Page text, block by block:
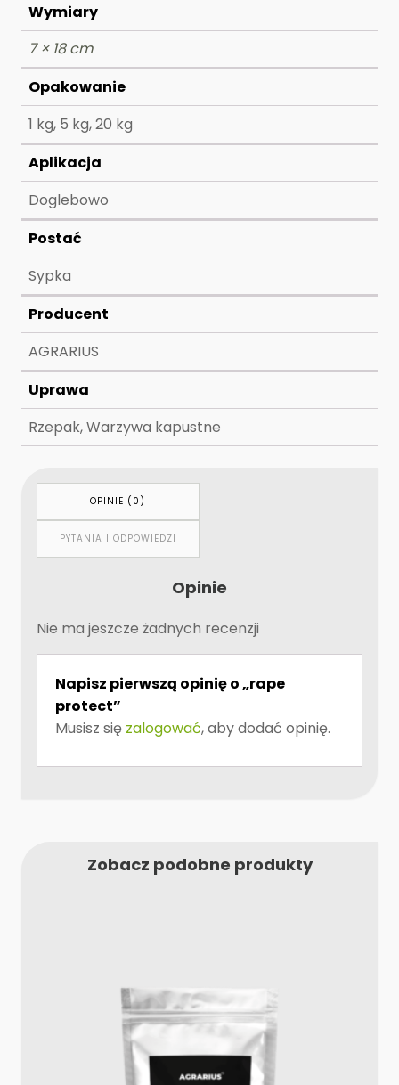
OPINIE (0)
PYTANIA I ODPOWIEDZI
Opinie
Nie ma jeszcze żadnych recenzji
Napisz pierwszą opinię o „rape
protect”
Musisz się zalogować, aby dodać opinię.
Zobacz podobne produkty
Wymiary
7 × 18 cm
Opakowanie
1 kg, 5 kg, 20 kg
Aplikacja
Doglebowo
Postać
Sypka
Producent
AGRARIUS
Uprawa
Rzepak, Warzywa kapustne